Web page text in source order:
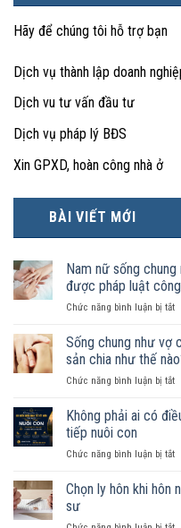
Hãy để chúng tôi hỗ trợ bạn
Dịch vụ thành lập doanh
Dịch vu tư vấn đầu tư
Dịch vụ pháp lý BĐS
Xin GPXD, hoàn công nhà ở
BÀI VIẾT MỚI
Nam nữ sống
được pháp luật
Chức năng bình luận bị tắtở
Sống chung như vợ
sản chia như thế
Chức năng bình luận bị tắtở
Không phải ai có
tiếp nuôi con
Chức năng bình luận bị tắtở
Chọn ly hôn khi hôn
sư